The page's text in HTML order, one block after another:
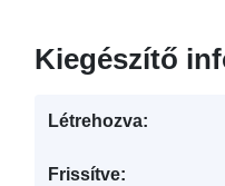
Kiegészítő
Létrehozva:
Frissítve: